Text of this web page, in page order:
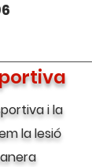
i la
la lesió